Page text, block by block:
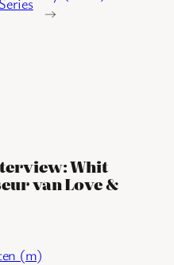
→
Whit
van Love &
(m)